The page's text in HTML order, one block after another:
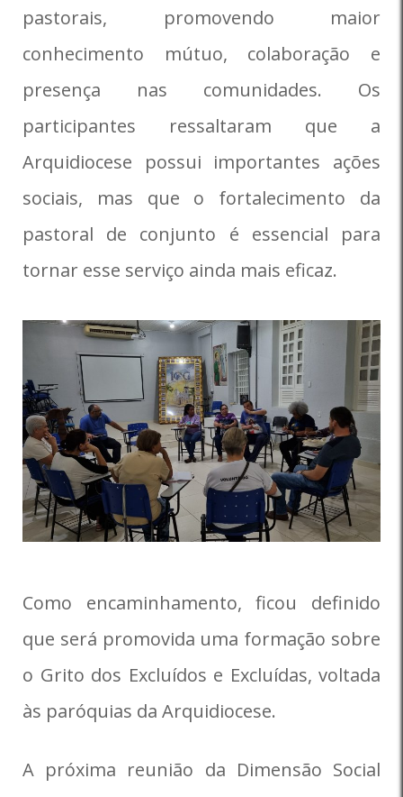
pastorais, promovendo maior
conhecimento mútuo, colaboração e
presença nas comunidades. Os
participantes ressaltaram que a
Arquidiocese possui importantes ações
sociais, mas que o fortalecimento da
pastoral de conjunto é essencial para
tornar esse serviço ainda mais eficaz.
Como encaminhamento, ficou definido
que será promovida uma formação sobre
o Grito dos Excluídos e Excluídas, voltada
às paróquias da Arquidiocese.
A próxima reunião da Dimensão Social